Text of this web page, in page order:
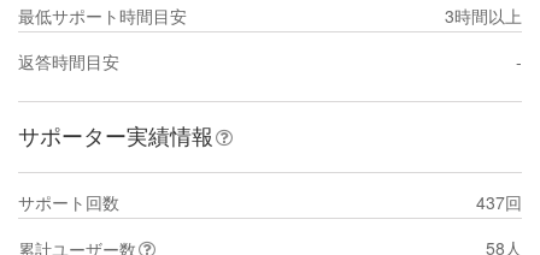
最低サポート時間目安
3時間以上
返答時間目安
-
サポーター実績情報
サポート回数
437回
累計ユーザー数
58人